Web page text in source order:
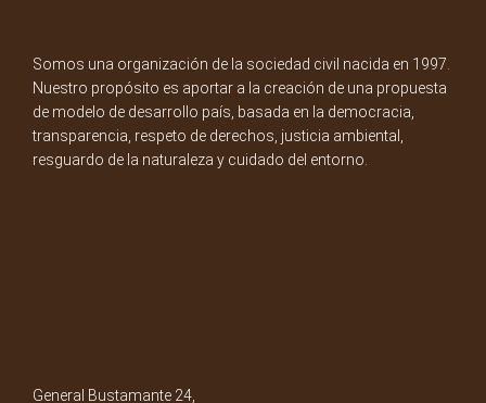
Somos una organización de la sociedad civil nacida en 1997.
Nuestro propósito es aportar a la creación de una propuesta
de modelo de desarrollo país, basada en la democracia,
transparencia, respeto de derechos, justicia ambiental,
resguardo de la naturaleza y cuidado del entorno.
General Bustamante 24,